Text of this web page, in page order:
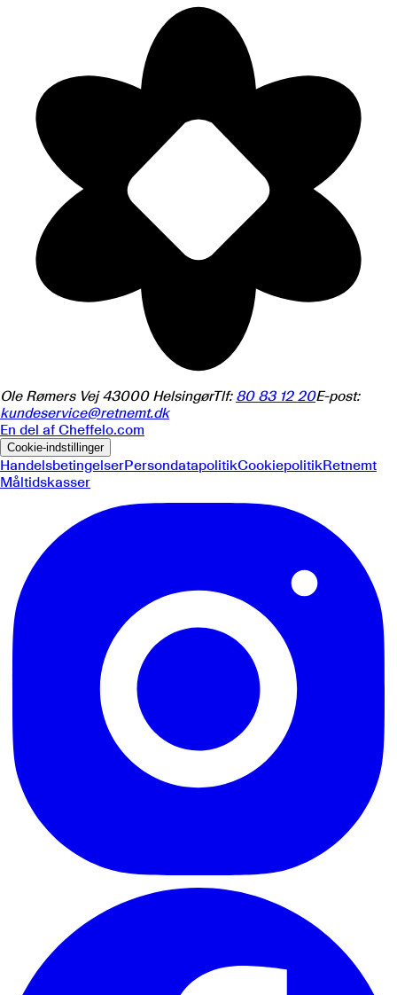
Ole Rømers Vej 43000 HelsingørTlf: 80 83 12 20E-post:
kundeservice@retnemt.dk
En del af Cheffelo.com
Cookie-indstillinger
HandelsbetingelserPersondatapolitikCookiepolitikRetnemt
Måltidskasser